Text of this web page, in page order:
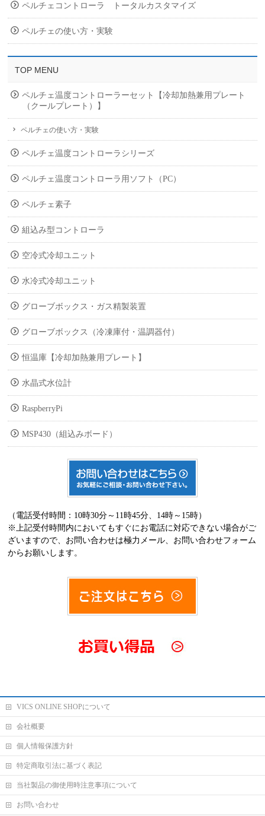
ペルチェコントローラ トータルカスタマイズ
ペルチェの使い方・実験
TOP MENU
ペルチェ温度コントローラーセット【冷却加熱兼用プレート
（クールプレート）】
ペルチェの使い方・実験
ペルチェ温度コントローラシリーズ
ペルチェ温度コントローラ用ソフト（PC）
ペルチェ素子
組込み型コントローラ
空冷式冷却ユニット
水冷式冷却ユニット
グローブボックス・ガス精製装置
グローブボックス（冷凍庫付・温調器付）
恒温庫【冷却加熱兼用プレート】
水晶式水位計
RaspberryPi
MSP430（組込みボード）
（電話受付時間：10時30分～11時45分、14時～15時）
※上記受付時間内においてもすぐにお電話に対応できない場合がご
ざいますので、お問い合わせは極力メール、お問い合わせフォーム
からお願いします。
VICS ONLINE SHOPについて
会社概要
個人情報保護方針
特定商取引法に基づく表記
当社製品の御使用時注意事項について
お問い合わせ